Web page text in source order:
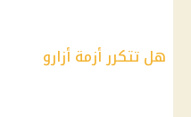
هل تتكرر أزمة أزارو